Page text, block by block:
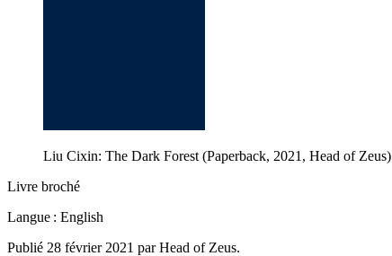
Liu Cixin: The Dark Forest (Paperback, 2021, Head of Zeus)
Livre broché
Langue : English
Publié 28 février 2021 par Head of Zeus.